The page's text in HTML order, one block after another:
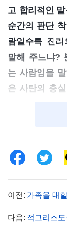
고 합리적인
순간의 판단
람일수록 진
말해 주느냐?
는 사람임을
은 사탄의 충
내는 것이냐?
충분히 증명
것은 사탄이
귀들을 너무
부 눈앞에 훤
권 하나님의 현
이전: 가족을 대
다음: 적그리스